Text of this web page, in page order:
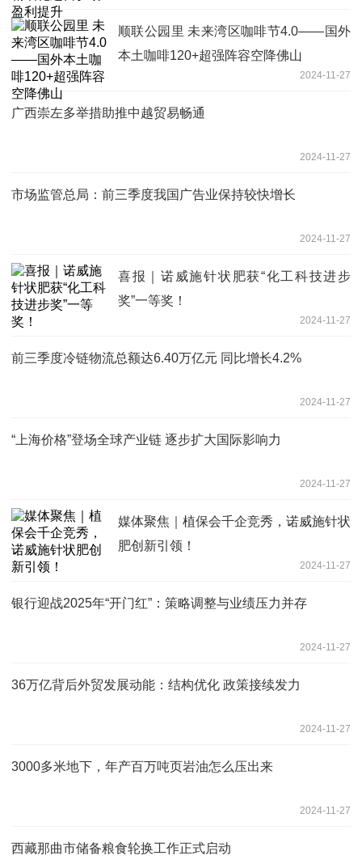
顺联公园里 未来湾区咖啡节4.0——国外
本土咖啡120+超强阵容空降佛山
2024-11-27
广西崇左多举措助推中越贸易畅通
2024-11-27
市场监管总局：前三季度我国广告业保持较快增长
2024-11-27
喜报｜诺威施针状肥获“化工科技进步
奖”一等奖！
2024-11-27
前三季度冷链物流总额达6.40万亿元 同比增长4.2%
2024-11-27
“上海价格”登场全球产业链 逐步扩大国际影响力
2024-11-27
媒体聚焦｜植保会千企竞秀，诺威施针状
肥创新引领！
2024-11-27
银行迎战2025年“开门红”：策略调整与业绩压力并存
2024-11-27
36万亿背后外贸发展动能：结构优化 政策接续发力
2024-11-27
3000多米地下，年产百万吨页岩油怎么压出来
2024-11-27
西藏那曲市储备粮食轮换工作正式启动